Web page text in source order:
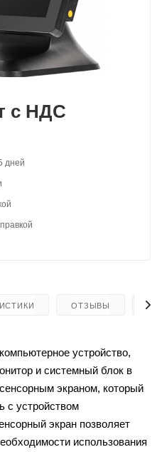
с НДС
дней
ОТЗЫВЫ
устройство,
и системный блок в
экраном, который
с устройством
экран позволяет
использования